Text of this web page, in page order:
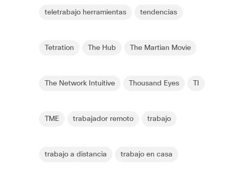
teletrabajo herramientas tendencias
Tetration The Hub The Martian Movie
The Network Intuitive Thousand Eyes
TME trabajador remoto trabajo
trabajo a distancia trabajo en casa